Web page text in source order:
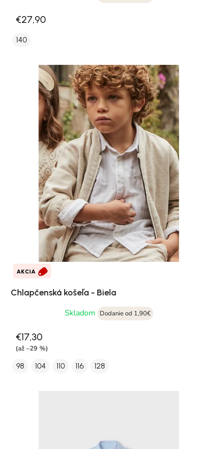
€27,90
140
AKCIA
Chlapčenská košeľa - Biela
Skladom
Dodanie od 1,90€
€17,30
(až –29 %)
98 104 110 116 128